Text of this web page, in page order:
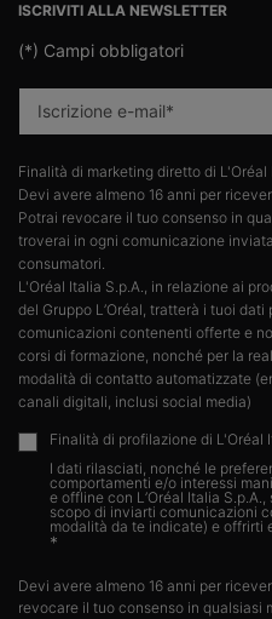
ISCRIVITI ALLA NEWSLETTER
(*) Campi obbligatori
Iscrizione e-mail*
Finalità di marketing diretto di L'Oréal
Devi avere almeno 16 anni per
Potrai revocare il tuo consenso in
troverai in ogni comunicazione
consumatori.​
L'Oréal Italia S.p.A., in relazione ai
del Gruppo L’Oréal, tratterà i tuoi
comunicazioni contenenti offerte e
corsi di formazione, nonché per la
modalità di contatto automatizzate
canali digitali, inclusi social media)
Finalità di profilazione di L'Oréal
I dati rilasciati, nonché le
comportamenti e/o interessi
e offline con L’Oréal Italia
scopo di inviarti comunicazioni
modalità da te indicate) e offrirti
*
Devi avere almeno 16 anni per
revocare il tuo consenso in qualsiasi